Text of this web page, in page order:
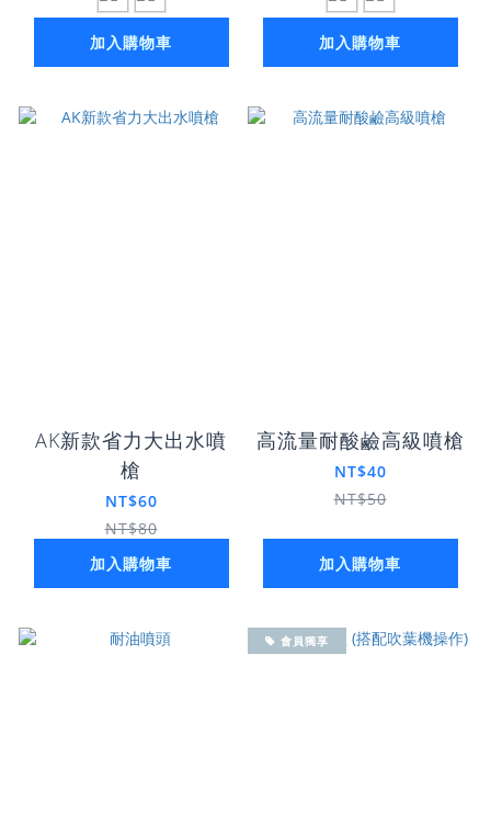
加入購物車 加入購物車
AK新款省力大出水噴
槍
NT$60
NT$80
加入購物車
高流量耐酸鹼高級噴槍
NT$40
NT$50
加入購物車
會員獨享